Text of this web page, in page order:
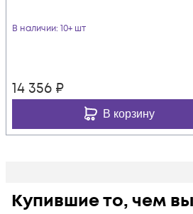
В наличии: 10+ шт
14 356 ₽
В корзину
Купившие то, чем вы